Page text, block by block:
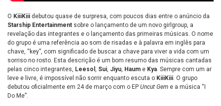
O KiiiKiii debutou quase de surpresa, com poucos dias entre o anúncio da
Starship Entertainment sobre o lançamento de um novo girlgroup, a
revelação das integrantes e o lançamento das primeiras músicas. O nome
do grupo é uma referência ao som de risadas e à palavra em inglês para
chave, “key”, com significado de buscar a chave para viver a vida com um
sorriso no rosto. Esta descrição é um bom resumo das músicas cantadas
pelas cinco integrantes, Leesol , Sui, Jiyu, Haum e Kya. Sempre com um ar
leve e livre, é impossível não sorrir enquanto escuta o KiiiKiii. O grupo
debutou oficialmente em 24 de março com o EP Uncut Gem e a música “I
Do Me”.